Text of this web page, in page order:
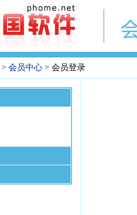
> 会员中心 > 会员登录